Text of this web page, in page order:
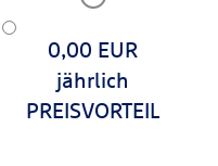
0,00 EUR
jährlich
PREISVORTEIL